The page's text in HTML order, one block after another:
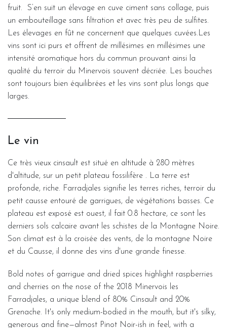
fruit. S’en suit un élevage en cuve ciment sans collage, puis
un embouteillage sans filtration et avec très peu de sulfites.
Les élevages en fût ne concernent que quelques cuvées.Les
vins sont ici purs et offrent de millésimes en millésimes une
intensité aromatique hors du commun prouvant ainsi la
qualité du terroir du Minervois souvent décriée. Les bouches
sont toujours bien équilibrées et les vins sont plus longs que
larges.
Le vin
Ce très vieux cinsault est situé en altitude à 280 mètres
d'altitude, sur un petit plateau fossilifère . La terre est
profonde, riche. Farradjales signifie les terres riches, terroir du
petit causse entouré de garrigues, de végétations basses. Ce
plateau est exposé est ouest, il fait 0.8 hectare, ce sont les
derniers sols calcaire avant les schistes de la Montagne Noire.
Son climat est à la croisée des vents, de la montagne Noire
et du Causse, il donne des vins d'une grande finesse.
Bold notes of garrigue and dried spices highlight raspberries
and cherries on the nose of the 2018 Minervois les
Farradjales, a unique blend of 80% Cinsault and 20%
Grenache. It's only medium-bodied in the mouth, but it's silky,
generous and fine—almost Pinot Noir-ish in feel, with a